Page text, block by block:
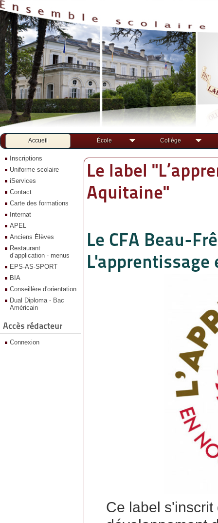
Accueil École Collège
Inscriptions
Uniforme scolaire
iServices
Contact
Carte des formations
Internat
APEL
Anciens Élèves
Restaurant
d’application - menus
EPS-AS-SPORT
BIA
Conseillère d'orientation
Dual Diploma - Bac
Américain
Accès rédacteur
Connexion
Le label
Aquitaine"
Le CFA Beau-
Ce label